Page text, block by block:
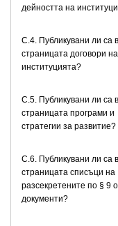
дейността на
C.4. Публикувани ли са
страницата договори на
институцията?
C.5. Публикувани ли са
страницата програми и
стратегии за развитие?
C.6. Публикувани ли са
страницата списъци на
разсекретените по § 9
документи?